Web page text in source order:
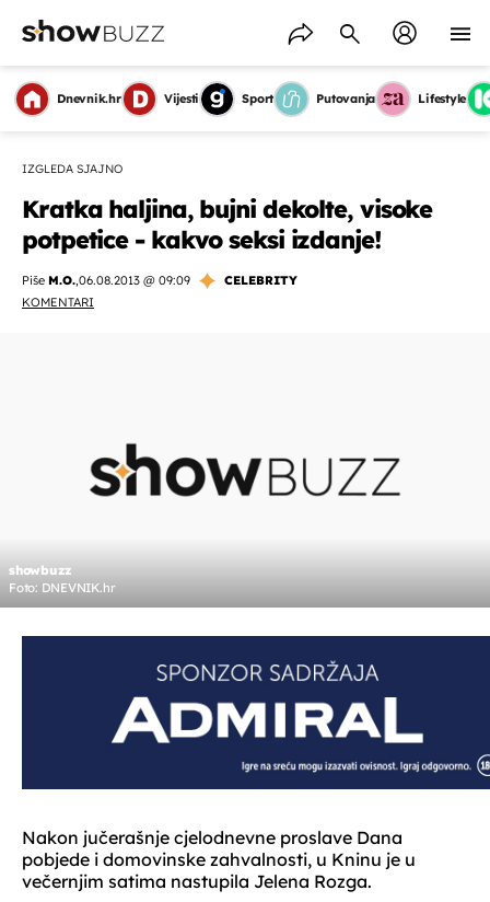
Dnevnik.hr Vijesti Sport Putovanja Lifestyle
IZGLEDA SJAJNO
Kratka haljina, bujni dekolte, visoke
potpetice - kakvo seksi izdanje!
Piše M.O.,06.08.2013 @ 09:09
CELEBRITY
KOMENTARI
showbuzz
Foto: DNEVNIK.hr
Nakon jučerašnje cjelodnevne proslave Dana
pobjede i domovinske zahvalnosti, u Kninu je u
večernjim satima nastupila Jelena Rozga.